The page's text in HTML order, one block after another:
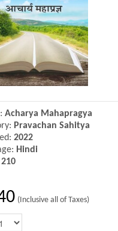
Acharya Mahapragya
Pravachan Sahitya
2022
Hindi
210
(Inclusive all of Taxes)